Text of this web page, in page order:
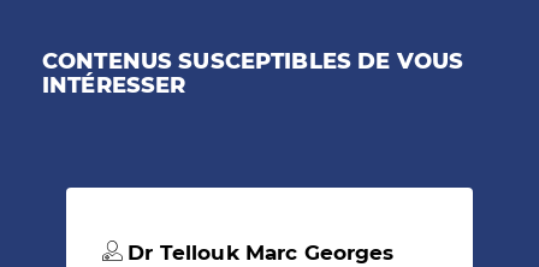
CONTENUS SUSCEPTIBLES DE VOUS
INTÉRESSER
Dr Tellouk Marc Georges